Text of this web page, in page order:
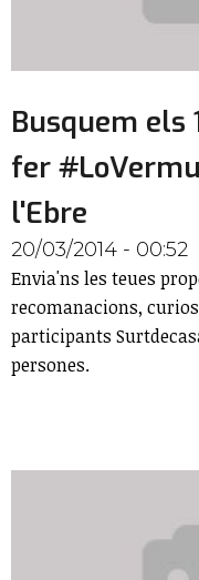
Busquem
fer
l'Ebre
20/03/2014 - 00:52
Envia'ns les teues
recomanacions,
participants
persones.